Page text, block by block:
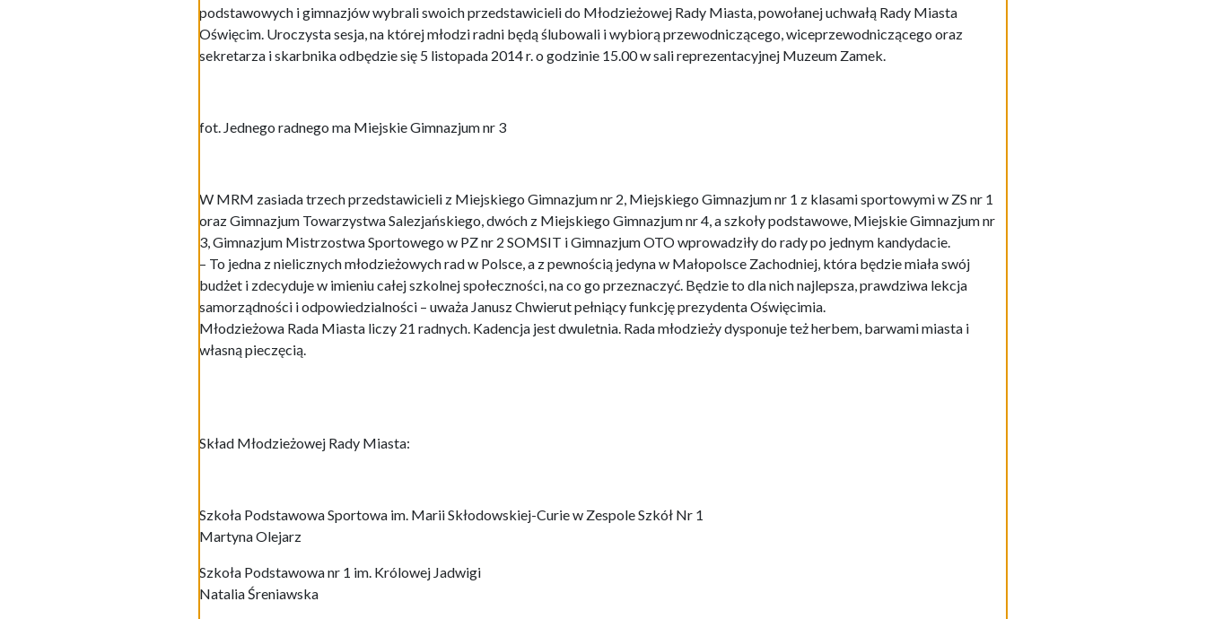
podstawowych i gimnazjów wybrali swoich przedstawicieli do Młodzieżowej Rady Miasta, powołanej uchwałą Rady Miasta
Oświęcim. Uroczysta sesja, na której młodzi radni będą ślubowali i wybiorą przewodniczącego, wiceprzewodniczącego oraz
sekretarza i skarbnika odbędzie się 5 listopada 2014 r. o godzinie 15.00 w sali reprezentacyjnej Muzeum Zamek.
fot. Jednego radnego ma Miejskie Gimnazjum nr 3
W MRM zasiada trzech przedstawicieli z Miejskiego Gimnazjum nr 2, Miejskiego Gimnazjum nr 1 z klasami sportowymi w ZS nr 1
oraz Gimnazjum Towarzystwa Salezjańskiego, dwóch z Miejskiego Gimnazjum nr 4, a szkoły podstawowe, Miejskie Gimnazjum nr
3, Gimnazjum Mistrzostwa Sportowego w PZ nr 2 SOMSIT i Gimnazjum OTO wprowadziły do rady po jednym kandydacie.
– To jedna z nielicznych młodzieżowych rad w Polsce, a z pewnością jedyna w Małopolsce Zachodniej, która będzie miała swój
budżet i zdecyduje w imieniu całej szkolnej społeczności, na co go przeznaczyć. Będzie to dla nich najlepsza, prawdziwa lekcja
samorządności i odpowiedzialności – uważa Janusz Chwierut pełniący funkcję prezydenta Oświęcimia.
Młodzieżowa Rada Miasta liczy 21 radnych. Kadencja jest dwuletnia. Rada młodzieży dysponuje też herbem, barwami miasta i
własną pieczęcią.
Skład Młodzieżowej Rady Miasta:
Szkoła Podstawowa Sportowa im. Marii Skłodowskiej-Curie w Zespole Szkół Nr 1
Martyna Olejarz
Szkoła Podstawowa nr 1 im. Królowej Jadwigi
Natalia Śreniawska